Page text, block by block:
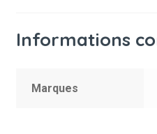
Informations
Marques